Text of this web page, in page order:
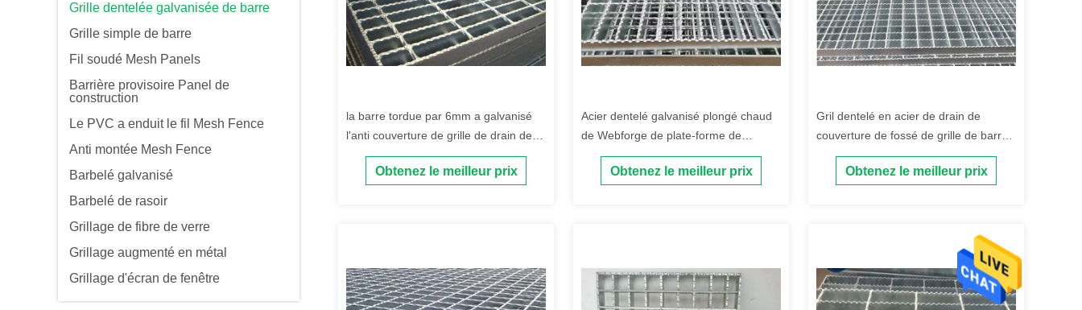
Grille dentelée galvanisée de barre
Grille simple de barre
Fil soudé Mesh Panels
Barrière provisoire Panel de
construction
Le PVC a enduit le fil Mesh Fence
Anti montée Mesh Fence
Barbelé galvanisé
Barbelé de rasoir
Grillage de fibre de verre
Grillage augmenté en métal
Grillage d'écran de fenêtre
la barre tordue par 6mm a galvanisé
l'anti couverture de grille de drain de
glissement de grilles en acier
Obtenez le meilleur prix
Acier dentelé galvanisé plongé chaud
de Webforge de plate-forme de
passage couvert de grille de barre
Obtenez le meilleur prix
Gril dentelé en acier de drain de
couverture de fossé de grille de barre
d'anti corrosion
Obtenez le meilleur prix